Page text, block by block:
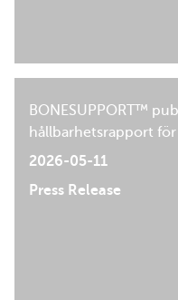
BONESUPPORT™
hållbarhetsrapport för
2026-05-11
Press Release